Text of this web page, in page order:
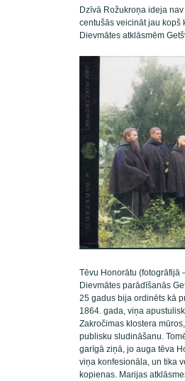
Dzīvā Rožukroņa ideja
centušās veicināt jau kopš
Dievmātes atklāsmēm
Tēvu Honorātu (fotogrāfijā
Dievmātes parādīšanās
25 gadus bija ordinēts kā
1864. gada, viņa
Zakročimas klostera
publisku sludināšanu.
garīgā ziņā, jo auga tēva
viņa konfesionāla, un tika
kopienas. Marijas